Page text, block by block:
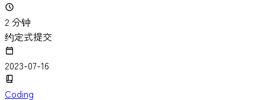
2 分钟
约定式提交
2023-07-16
Coding